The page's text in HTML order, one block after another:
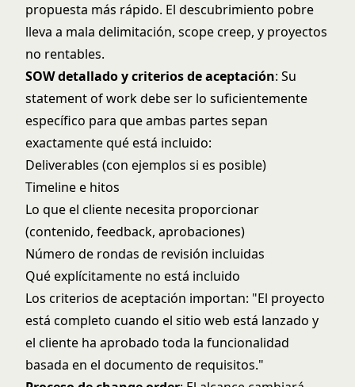
propuesta más rápido. El descubrimiento pobre
lleva a mala delimitación, scope creep, y proyectos
no rentables.
SOW detallado y criterios de aceptación: Su
statement of work debe ser lo suficientemente
específico para que ambas partes sepan
exactamente qué está incluido:
Deliverables (con ejemplos si es posible)
Timeline e hitos
Lo que el cliente necesita proporcionar
(contenido, feedback, aprobaciones)
Número de rondas de revisión incluidas
Qué explícitamente no está incluido
Los criterios de aceptación importan: "El proyecto
está completo cuando el sitio web está lanzado y
el cliente ha aprobado toda la funcionalidad
basada en el documento de requisitos."